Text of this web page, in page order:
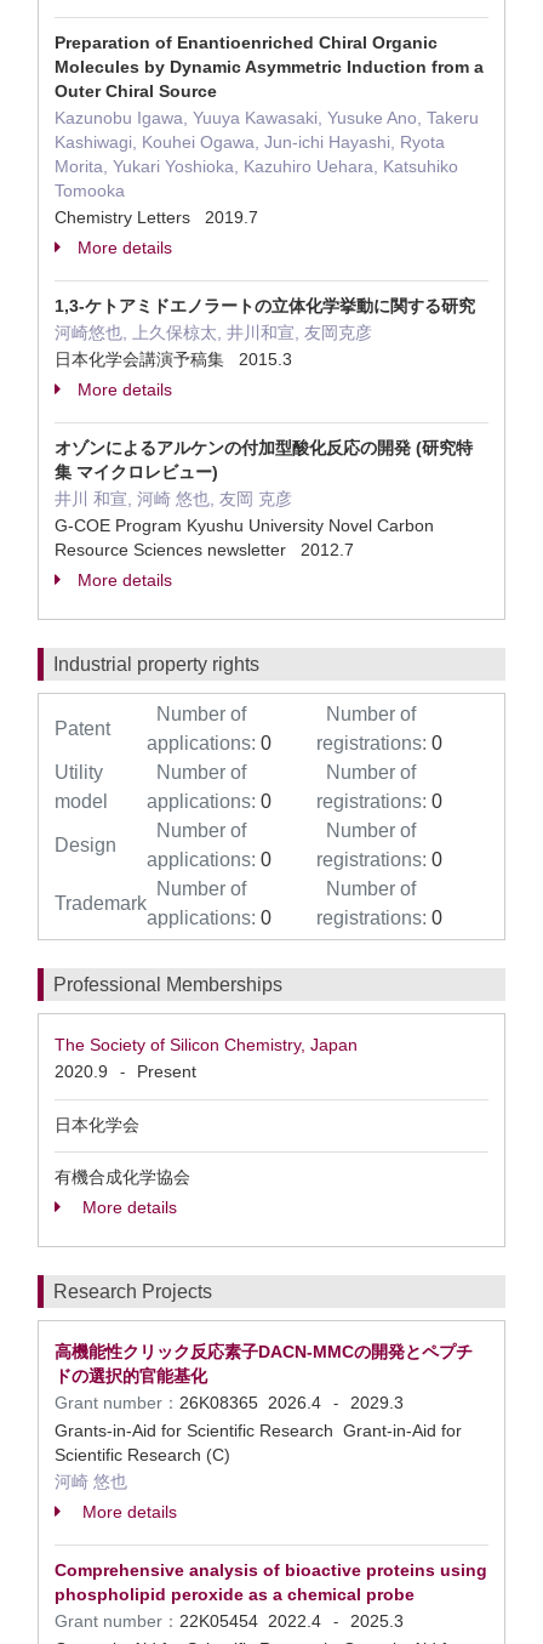
Preparation of Enantioenriched Chiral Organic
Molecules by Dynamic Asymmetric Induction from a
Outer Chiral Source
Kazunobu Igawa, Yuuya Kawasaki, Yusuke Ano, Takeru
Kashiwagi, Kouhei Ogawa, Jun-ichi Hayashi, Ryota
Morita, Yukari Yoshioka, Kazuhiro Uehara, Katsuhiko
Tomooka
Chemistry Letters 2019.7
More details
1,3‐ケトアミドエノラートの立体化学挙動に関する研究
河崎悠也, 上久保椋太, 井川和宣, 友岡克彦
日本化学会講演予稿集 2015.3
More details
オゾンによるアルケンの付加型酸化反応の開発 (研究特
集 マイクロレビュー)
井川 和宣, 河崎 悠也, 友岡 克彦
G-COE Program Kyushu University Novel Carbon
Resource Sciences newsletter 2012.7
More details
Industrial property rights
Patent
Number of
applications: 0
Number of
registrations: 0
Utility
model
Number of
applications: 0
Number of
registrations: 0
Design
Number of
applications: 0
Number of
registrations: 0
Trademark
Number of
applications: 0
Number of
registrations: 0
Professional Memberships
The Society of Silicon Chemistry, Japan
2020.9
- Present
日本化学会
有機合成化学協会
More details
Research Projects
高機能性クリック反応素子DACN-MMCの開発とペプチ
ドの選択的官能基化
Grant number： 26K08365 2026.4 -
2029.3
Grants-in-Aid for Scientific Research Grant-in-Aid for
Scientific Research (C)
河崎 悠也
More details
Comprehensive analysis of bioactive proteins using
phospholipid peroxide as a chemical probe
Grant number： 22K05454 2022.4 -
2025.3